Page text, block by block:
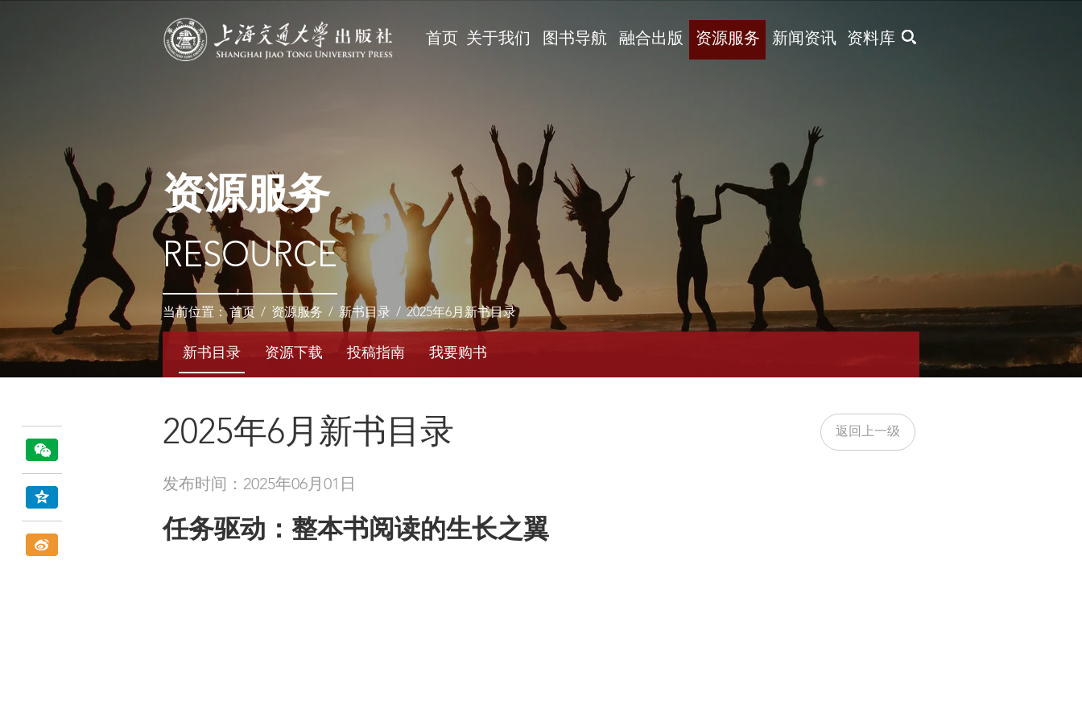
X
首页 关于我们 图书导航 融合出版 资源服务 新闻资讯 资料库
资源服务
RESOURCE
当前位置：首页 / 资源服务 / 新书目录 / 2025年6月新书目录
新书目录 资源下载 投稿指南 我要购书
2025年6月新书目录 返回上一级
发布时间：2025年06月01日
任务驱动：整本书阅读的生长之翼